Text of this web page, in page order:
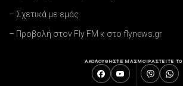
– Σχετικά με εμάς
– Προβολή στον Fly FM κ στο flynews.gr
ΑΚΟΛΟΥΘΗΣΤΕ ΜΑΣΜΟΙΡΑΣΤΕΙΤΕ ΤΟ